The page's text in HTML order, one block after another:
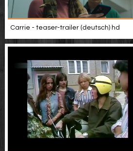
Carrie - teaser-trailer (deutsch) hd